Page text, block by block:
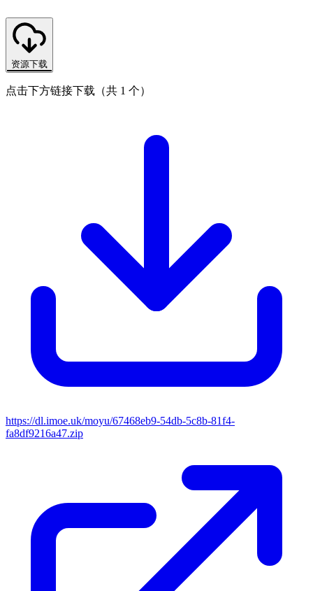
资源下载
点击下方链接下载（共 1 个）
https://dl.imoe.uk/moyu/67468eb9-54db-5c8b-81f4-
fa8df9216a47.zip